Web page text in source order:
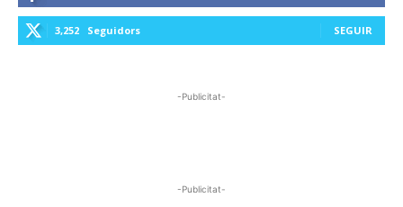
3,252 Seguidors SEGUIR
-Publicitat-
-Publicitat-